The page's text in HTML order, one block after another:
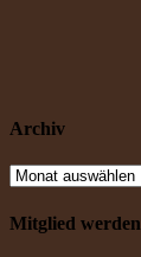
Archiv
Mitglied werden